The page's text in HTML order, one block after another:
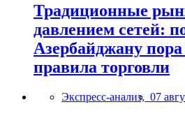
Традиционные
давлением сетей:
Азербайджану
правила торговли
Экспресс-анализ, 07